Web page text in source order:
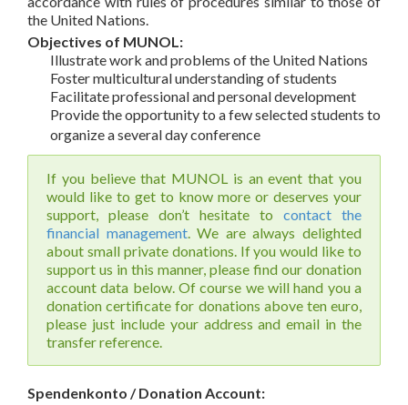
the United Nations.
Objectives of MUNOL:
Illustrate work and problems of the United Nations
Foster multicultural understanding of students
Facilitate professional and personal development
Provide the opportunity to a few selected students to
organize a several day conference
If you believe that MUNOL is an event that you
would like to get to know more or deserves your
support, please don’t hesitate to contact the
financial management. We are always delighted
about small private donations. If you would like to
support us in this manner, please find our donation
account data below. Of course we will hand you a
donation certificate for donations above ten euro,
please just include your address and email in the
transfer reference.
Spendenkonto / Donation Account: